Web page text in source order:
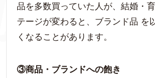
品を多数買っていた人が、結婚・
テージが変わると、ブランド品 を
くなることがあります。
③商品・ブランドへの飽き